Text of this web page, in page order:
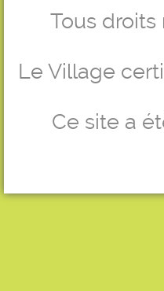
Tous
Le Village
Ce site a